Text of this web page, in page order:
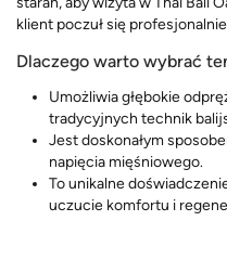
klient poczuł się
Dlaczego warto wybrać
Umożliwia głębokie
tradycyjnych technik
Jest doskonałym
napięcia mięśniowego.
To unikalne
uczucie komfortu i